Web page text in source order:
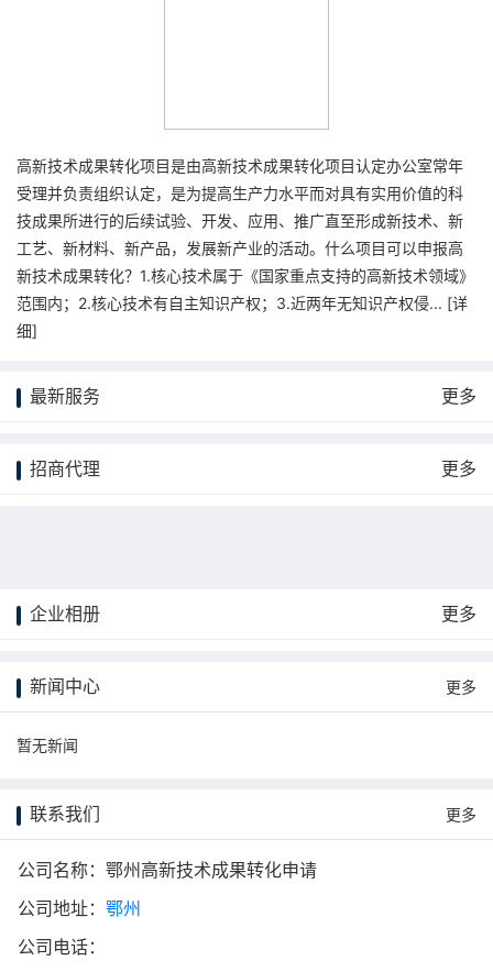
高新技术成果转化项目是由高新技术成果转化项目认定办公室常年
受理并负责组织认定，是为提高生产力水平而对具有实用价值的科
技成果所进行的后续试验、开发、应用、推广直至形成新技术、新
工艺、新材料、新产品，发展新产业的活动。什么项目可以申报高
新技术成果转化？1.核心技术属于《国家重点支持的高新技术领域》
范围内；2.核心技术有自主知识产权；3.近两年无知识产权侵... [详
细]
最新服务 更多
招商代理 更多
企业相册 更多
新闻中心 更多
暂无新闻
联系我们 更多
公司名称：鄂州高新技术成果转化申请
公司地址： 鄂州
公司电话：